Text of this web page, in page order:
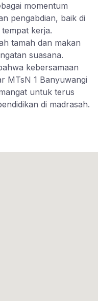
momentum
pengabdian, baik di
kerja.
tamah dan makan
suasana.
kebersamaan
MTsN 1 Banyuwangi
untuk terus
di madrasah.